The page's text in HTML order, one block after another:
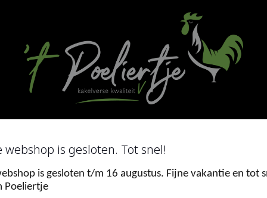
webshop is gesloten. Tot snel!
is gesloten t/m 16 augustus. Fijne vakantie en tot
Poeliertje
0